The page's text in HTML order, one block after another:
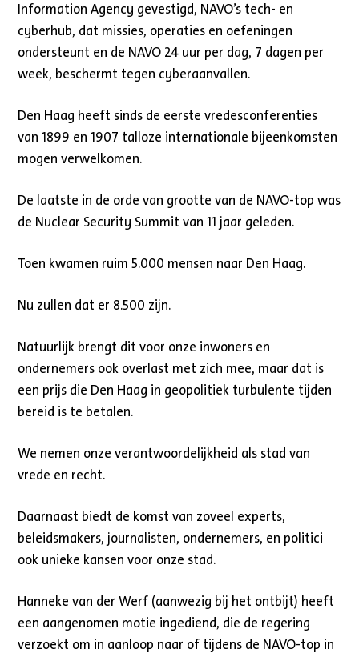
Information Agency gevestigd, NAVO’s tech- en
cyberhub, dat missies, operaties en oefeningen
ondersteunt en de NAVO 24 uur per dag, 7 dagen per
week, beschermt tegen cyberaanvallen.
Den Haag heeft sinds de eerste vredesconferenties
van 1899 en 1907 talloze internationale bijeenkomsten
mogen verwelkomen.
De laatste in de orde van grootte van de NAVO-top was
de Nuclear Security Summit van 11 jaar geleden.
Toen kwamen ruim 5.000 mensen naar Den Haag.
Nu zullen dat er 8.500 zijn.
Natuurlijk brengt dit voor onze inwoners en
ondernemers ook overlast met zich mee, maar dat is
een prijs die Den Haag in geopolitiek turbulente tijden
bereid is te betalen.
We nemen onze verantwoordelijkheid als stad van
vrede en recht.
Daarnaast biedt de komst van zoveel experts,
beleidsmakers, journalisten, ondernemers, en politici
ook unieke kansen voor onze stad.
Hanneke van der Werf (aanwezig bij het ontbijt) heeft
een aangenomen motie ingediend, die de regering
verzoekt om in aanloop naar of tijdens de NAVO-top in